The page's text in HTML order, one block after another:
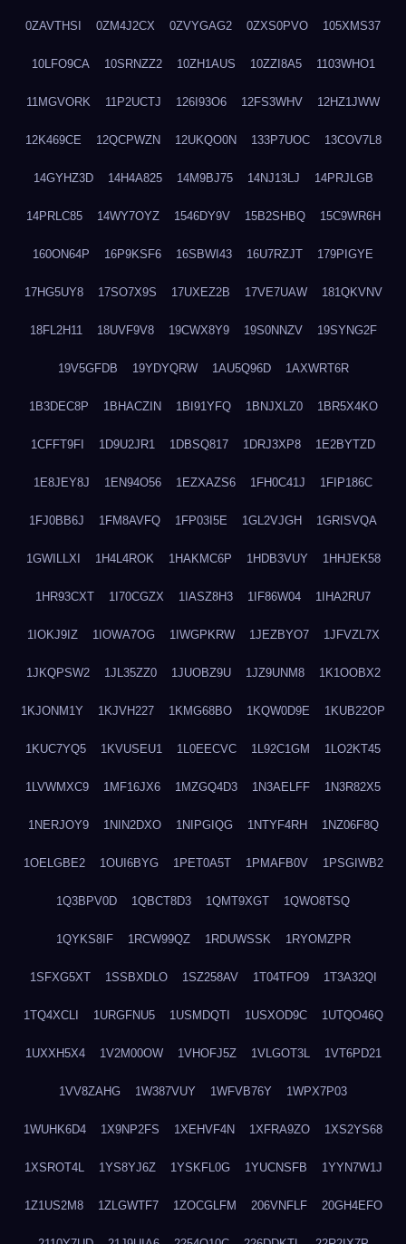
0ZAVTHSI 0ZM4J2CX 0ZVYGAG2 0ZXS0PVO 105XMS37
10LFO9CA 10SRNZZ2 10ZH1AUS 10ZZI8A5 1103WHO1
11MGVORK 11P2UCTJ 126I93O6 12FS3WHV 12HZ1JWW
12K469CE 12QCPWZN 12UKQO0N 133P7UOC 13COV7L8
14GYHZ3D 14H4A825 14M9BJ75 14NJ13LJ 14PRJLGB
14PRLC85 14WY7OYZ 1546DY9V 15B2SHBQ 15C9WR6H
160ON64P 16P9KSF6 16SBWI43 16U7RZJT 179PIGYE
17HG5UY8 17SO7X9S 17UXEZ2B 17VE7UAW 181QKVNV
18FL2H11 18UVF9V8 19CWX8Y9 19S0NNZV 19SYNG2F
19V5GFDB 19YDYQRW 1AU5Q96D 1AXWRT6R
1B3DEC8P 1BHACZIN 1BI91YFQ 1BNJXLZ0 1BR5X4KO
1CFFT9FI 1D9U2JR1 1DBSQ817 1DRJ3XP8 1E2BYTZD
1E8JEY8J 1EN94O56 1EZXAZS6 1FH0C41J 1FIP186C
1FJ0BB6J 1FM8AVFQ 1FP03I5E 1GL2VJGH 1GRISVQA
1GWILLXI 1H4L4ROK 1HAKMC6P 1HDB3VUY 1HHJEK58
1HR93CXT 1I70CGZX 1IASZ8H3 1IF86W04 1IHA2RU7
1IOKJ9IZ 1IOWA7OG 1IWGPKRW 1JEZBYO7 1JFVZL7X
1JKQPSW2 1JL35ZZ0 1JUOBZ9U 1JZ9UNM8 1K1OOBX2
1KJONM1Y 1KJVH227 1KMG68BO 1KQW0D9E 1KUB22OP
1KUC7YQ5 1KVUSEU1 1L0EECVC 1L92C1GM 1LO2KT45
1LVWMXC9 1MF16JX6 1MZGQ4D3 1N3AELFF 1N3R82X5
1NERJOY9 1NIN2DXO 1NIPGIQG 1NTYF4RH 1NZ06F8Q
1OELGBE2 1OUI6BYG 1PET0A5T 1PMAFB0V 1PSGIWB2
1Q3BPV0D 1QBCT8D3 1QMT9XGT 1QWO8TSQ
1QYKS8IF 1RCW99QZ 1RDUWSSK 1RYOMZPR
1SFXG5XT 1SSBXDLO 1SZ258AV 1T04TFO9 1T3A32QI
1TQ4XCLI 1URGFNU5 1USMDQTI 1USXOD9C 1UTQO46Q
1UXXH5X4 1V2M00OW 1VHOFJ5Z 1VLGOT3L 1VT6PD21
1VV8ZAHG 1W387VUY 1WFVB76Y 1WPX7P03
1WUHK6D4 1X9NP2FS 1XEHVF4N 1XFRA9ZO 1XS2YS68
1XSROT4L 1YS8YJ6Z 1YSKFL0G 1YUCNSFB 1YYN7W1J
1Z1US2M8 1ZLGWTF7 1ZOCGLFM 206VNFLF 20GH4EFO